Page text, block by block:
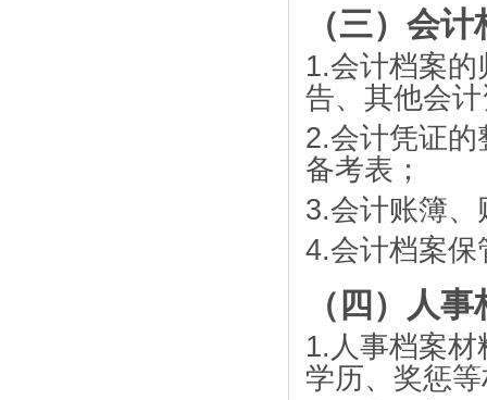
（三）会
1.会计档案的
告、其他会
2.会计凭证的
备考表；
3.会计账簿、
4.会计档案保
（四）人
1. 人事档案
学历、奖惩